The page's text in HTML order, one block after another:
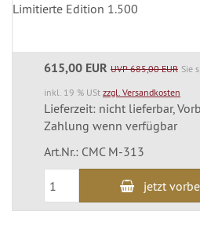
Limitierte Edition 1.500
615,00 EUR UVP 685,00 EUR Sie
inkl. 19 % USt zzgl. Versandkosten
Lieferzeit: nicht lieferbar,
Zahlung wenn verfügbar
Art.Nr.: CMC M-313
jetzt